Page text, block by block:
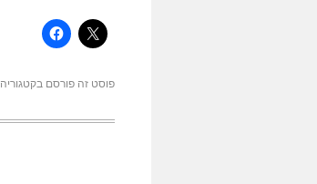
פוסט זה פורסם בקטגוריה